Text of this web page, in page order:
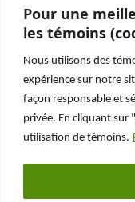
Pour une
les témoins
Nous utilisons des
expérience sur notre
façon responsable et
privée. En cliquant sur
utilisation de témoins.
Abonnez-vous
N’oubliez pas
Facebook ou à
rien manquer de